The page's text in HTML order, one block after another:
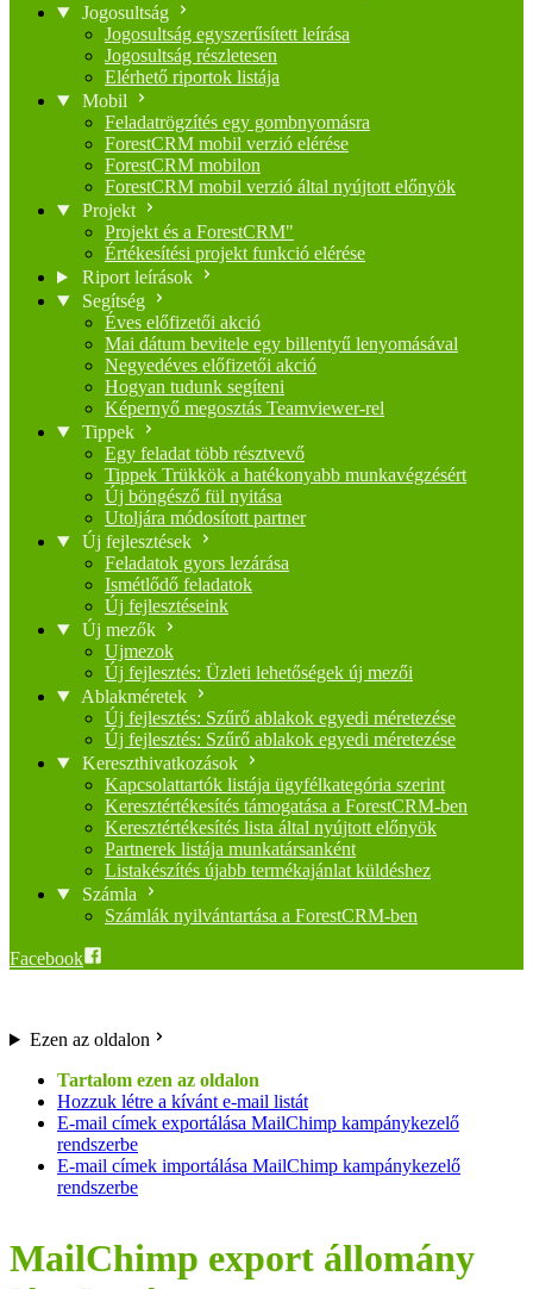
Jogosultság
Jogosultság egyszerűsített leírása
Jogosultság részletesen
Elérhető riportok listája
Mobil
Feladatrögzítés egy gombnyomásra
ForestCRM mobil verzió elérése
ForestCRM mobilon
ForestCRM mobil verzió által nyújtott előnyök
Projekt
Projekt és a ForestCRM"
Értékesítési projekt funkció elérése
Riport leírások
Segítség
Éves előfizetői akció
Mai dátum bevitele egy billentyű lenyomásával
Negyedéves előfizetői akció
Hogyan tudunk segíteni
Képernyő megosztás Teamviewer-rel
Tippek
Egy feladat több résztvevő
Tippek Trükkök a hatékonyabb munkavégzésért
Új böngésző fül nyitása
Utoljára módosított partner
Új fejlesztések
Feladatok gyors lezárása
Ismétlődő feladatok
Új fejlesztéseink
Új mezők
Ujmezok
Új fejlesztés: Üzleti lehetőségek új mezői
Ablakméretek
Új fejlesztés: Szűrő ablakok egyedi méretezése
Új fejlesztés: Szűrő ablakok egyedi méretezése
Kereszthivatkozások
Kapcsolattartók listája ügyfélkategória szerint
Keresztértékesítés támogatása a ForestCRM-ben
Keresztértékesítés lista által nyújtott előnyök
Partnerek listája munkatársanként
Listakészítés újabb termékajánlat küldéshez
Számla
Számlák nyilvántartása a ForestCRM-ben
Facebook
Ezen az oldalon
Hozzuk létre a kívánt e-mail listát
E-mail címek exportálása MailChimp kampánykezelő
rendszerbe
E-mail címek importálása MailChimp kampánykezelő
rendszerbe
MailChimp export állomány